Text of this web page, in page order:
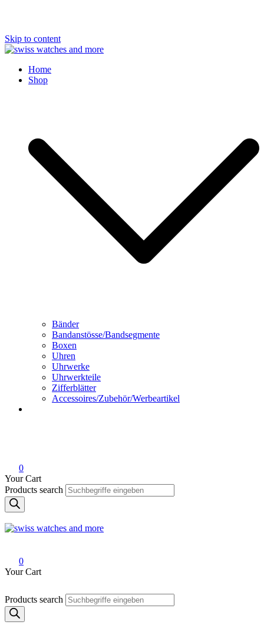
Skip to content
Swiss Watches and More
Home
Shop
Bänder
Bandanstösse/Bandsegmente
Boxen
Uhren
Uhrwerke
Uhrwerkteile
Zifferblätter
Accessoires/Zubehör/Werbeartikel
0
Your Cart
Products search
0
Your Cart
Products search